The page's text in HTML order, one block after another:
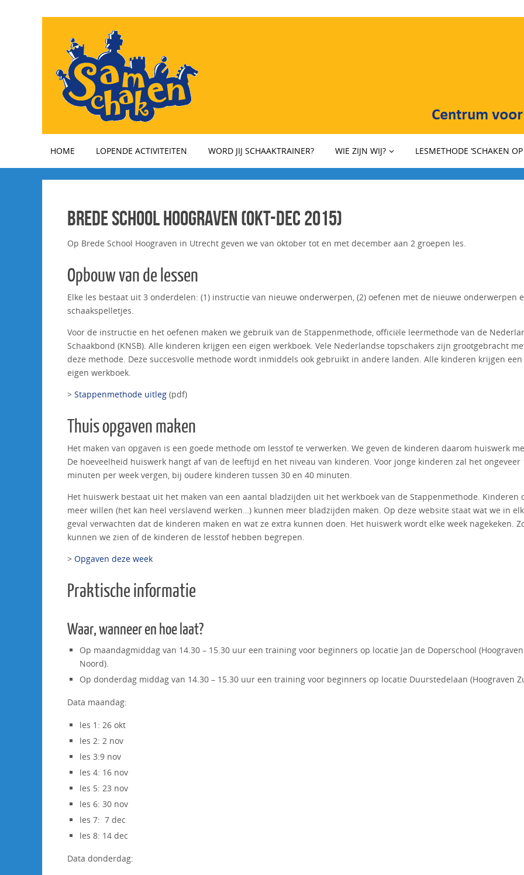
HOME LOPENDE ACTIVITEITEN WORD JIJ SCHAAKTRAINER? WIE ZIJN WIJ? LESMETHODE ‘SCHAKEN
Brede School Hoograven (okt-dec 2015)
Op Brede School Hoograven in Utrecht geven we van oktober tot en met december aan 2 groepen les.
Opbouw van de lessen
Elke les bestaat uit 3 onderdelen: (1) instructie van nieuwe onderwerpen, (2) oefenen met de nieuwe onderwerpen
schaakspelletjes.
Voor de instructie en het oefenen maken we gebruik van de Stappenmethode, officiële leermethode van de
Schaakbond (KNSB). Alle kinderen krijgen een eigen werkboek. Vele Nederlandse topschakers zijn grootgebracht
deze methode. Deze succesvolle methode wordt inmiddels ook gebruikt in andere landen. Alle kinderen krijgen een
eigen werkboek.
> Stappenmethode uitleg (pdf)
Thuis opgaven maken
Het maken van opgaven is een goede methode om lesstof te verwerken. We geven de kinderen daarom huiswerk
De hoeveelheid huiswerk hangt af van de leeftijd en het niveau van kinderen. Voor jonge kinderen zal het ongeveer
minuten per week vergen, bij oudere kinderen tussen 30 en 40 minuten.
Het huiswerk bestaat uit het maken van een aantal bladzijden uit het werkboek van de Stappenmethode. Kinderen
meer willen (het kan heel verslavend werken…) kunnen meer bladzijden maken. Op deze website staat wat we in elk
geval verwachten dat de kinderen maken en wat ze extra kunnen doen. Het huiswerk wordt elke week nagekeken.
kunnen we zien of de kinderen de lesstof hebben begrepen.
> Opgaven deze week
Praktische informatie
Waar, wanneer en hoe laat?
Op maandagmiddag van 14.30 – 15.30 uur een training voor beginners op locatie Jan de Doperschool (Hoograven
Noord).
Op donderdag middag van 14.30 – 15.30 uur een training voor beginners op locatie Duurstedelaan (Hoograven
Data maandag:
les 1: 26 okt
les 2: 2 nov
les 3:9 nov
les 4: 16 nov
les 5: 23 nov
les 6: 30 nov
les 7: 7 dec
les 8: 14 dec
Data donderdag: